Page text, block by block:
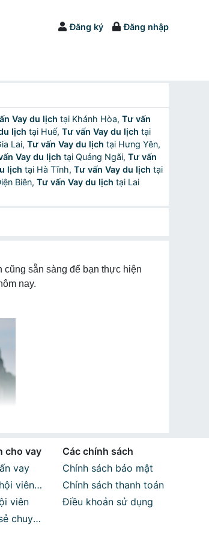
Đăng ký Đăng nhập
Vay du lịch tại Khánh Hòa, Tư vấn
lịch tại Huế, Tư vấn Vay du lịch tại
Lai, Tư vấn Vay du lịch tại Hưng Yên,
Vay du lịch tại Quảng Ngãi, Tư vấn
lịch tại Hà Tĩnh, Tư vấn Vay du lịch tại
Biên, Tư vấn Vay du lịch tại Lai
sẵn sàng để bạn thực hiện
nay.
cho vay
vay
viên
viên
chuyên
Các chính sách
Chính sách bảo mật
Chính sách thanh toán
Điều khoản sử dụng